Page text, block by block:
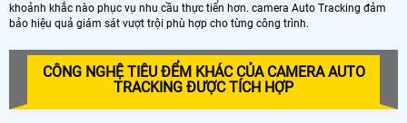
khoảnh khắc nào phục vụ nhu cầu thực tiển hơn. camera Auto Tracking đảm
bảo hiệu quả giám sát vượt trội phù hợp cho từng công trình.
CÔNG NGHỆ TIÊU ĐỂM KHÁC CỦA CAMERA AUTO
TRACKING ĐƯỢC TÍCH HỢP